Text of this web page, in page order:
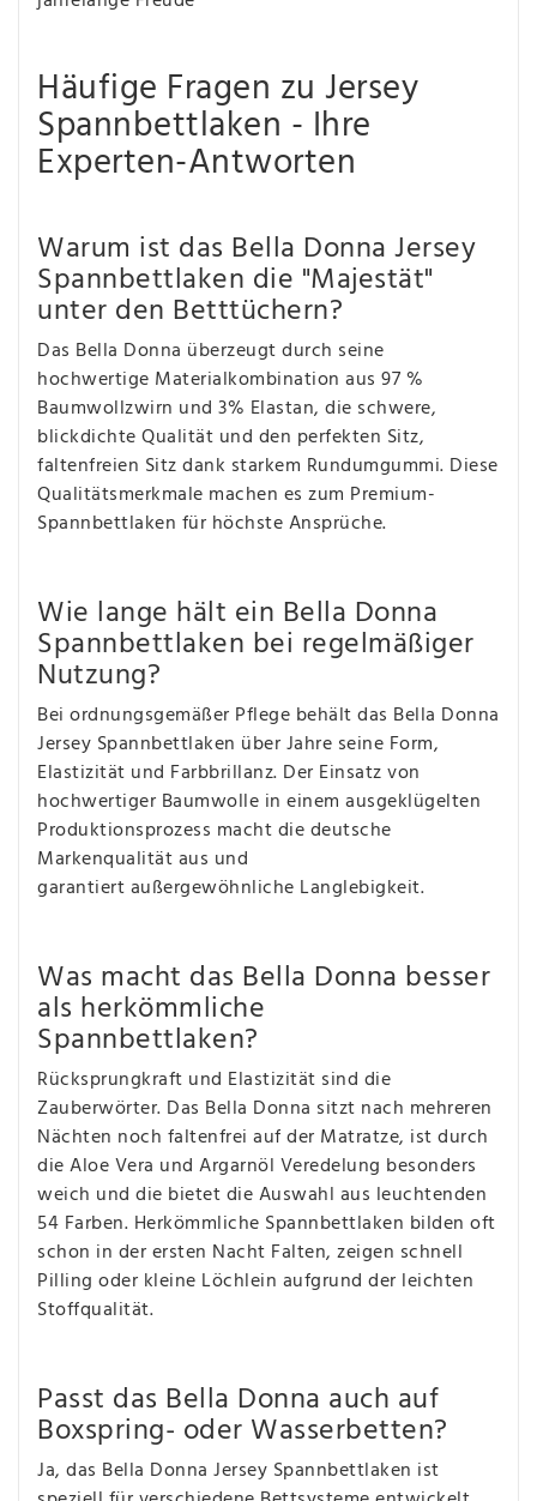
Häufige Fragen zu Jersey
Spannbettlaken - Ihre
Experten-Antworten
Warum ist das Bella Donna Jersey
Spannbettlaken die "Majestät"
unter den Betttüchern?
Das Bella Donna überzeugt durch seine
hochwertige Materialkombination aus 97 %
Baumwollzwirn und 3% Elastan, die schwere,
blickdichte Qualität und den perfekten Sitz,
faltenfreien Sitz dank starkem Rundumgummi. Diese
Qualitätsmerkmale machen es zum Premium-
Spannbettlaken für höchste Ansprüche.
Wie lange hält ein Bella Donna
Spannbettlaken bei regelmäßiger
Nutzung?
Bei ordnungsgemäßer Pflege behält das Bella Donna
Jersey Spannbettlaken über Jahre seine Form,
Elastizität und Farbbrillanz. Der Einsatz von
hochwertiger Baumwolle in einem ausgeklügelten
Produktionsprozess macht die deutsche
Markenqualität aus und
garantiert außergewöhnliche Langlebigkeit.
Was macht das Bella Donna besser
als herkömmliche
Spannbettlaken?
Rücksprungkraft und Elastizität sind die
Zauberwörter. Das Bella Donna sitzt nach mehreren
Nächten noch faltenfrei auf der Matratze, ist durch
die Aloe Vera und Argarnöl Veredelung besonders
weich und die bietet die Auswahl aus leuchtenden
54 Farben. Herkömmliche Spannbettlaken bilden oft
schon in der ersten Nacht Falten, zeigen schnell
Pilling oder kleine Löchlein aufgrund der leichten
Stoffqualität.
Passt das Bella Donna auch auf
Boxspring- oder Wasserbetten?
Ja, das Bella Donna Jersey Spannbettlaken ist